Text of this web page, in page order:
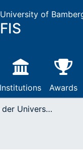
University of
FIS
Institutions Awards
Die Arbeiten der Universität Bamberg an Schloß, Terrassengarten und Park von Oberschwappach : mit einem Einschub von Friedrich Sell und Dieter Wenig zur Baugeschichte des Wachhäuschens und dem Parkgutachten von Karin Götz